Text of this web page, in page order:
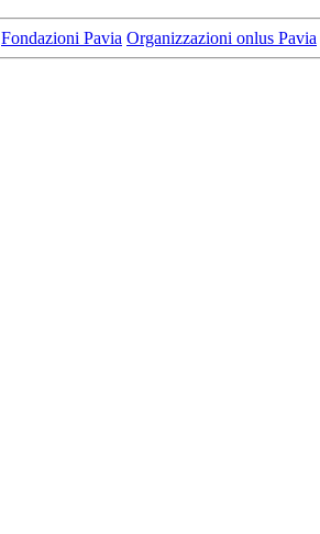
Fondazioni Pavia Organizzazioni onlus Pavia